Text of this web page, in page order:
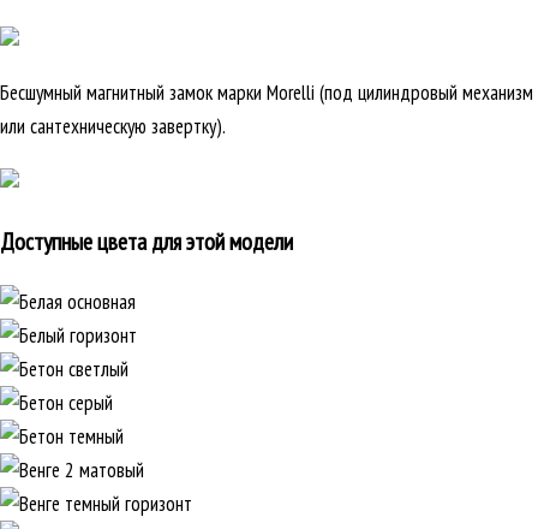
Бесшумный магнитный замок марки Morelli (под цилиндровый механизм
или сантехническую завертку).
Доступные цвета для этой модели